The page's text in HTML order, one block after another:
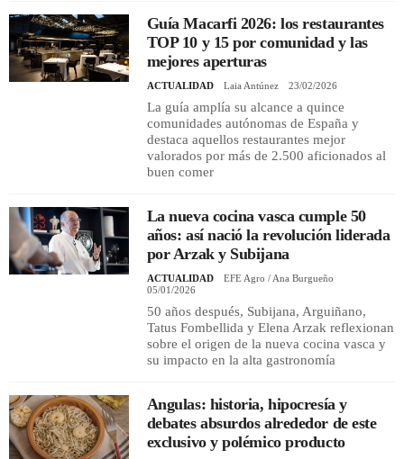
Guía Macarfi 2026: los restaurantes
TOP 10 y 15 por comunidad y las
mejores aperturas
ACTUALIDAD Laia Antúnez 23/02/2026
La guía amplía su alcance a quince
comunidades autónomas de España y
destaca aquellos restaurantes mejor
valorados por más de 2.500 aficionados al
buen comer
La nueva cocina vasca cumple 50
años: así nació la revolución liderada
por Arzak y Subijana
ACTUALIDAD
EFE Agro / Ana Burgueño
05/01/2026
50 años después, Subijana, Arguiñano,
Tatus Fombellida y Elena Arzak reflexionan
sobre el origen de la nueva cocina vasca y
su impacto en la alta gastronomía
Angulas: historia, hipocresía y
debates absurdos alrededor de este
exclusivo y polémico producto